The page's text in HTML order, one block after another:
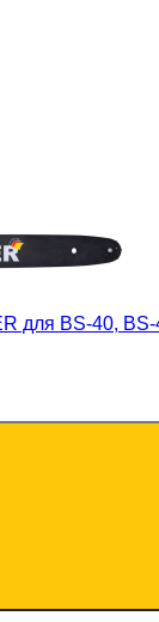
для BS-40,